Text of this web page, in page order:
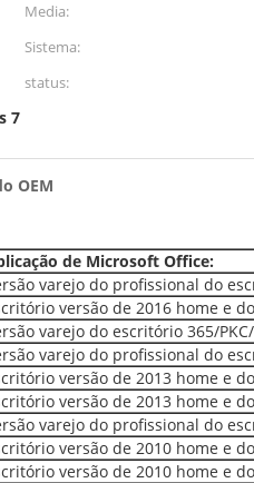
Media:
Sistema:
status:
7
OEM
de Microsoft Office:
varejo do profissional do
versão de 2016 home e
varejo do escritório 365/
varejo do profissional do
versão de 2013 home e
versão de 2013 home e
varejo do profissional do
versão de 2010 home e
versão de 2010 home e